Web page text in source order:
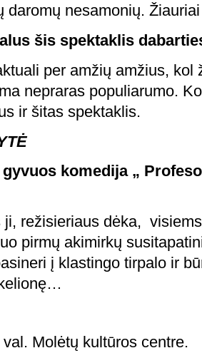
daromų nesamonių.
šis spektaklis
per amžių amžius, kol
nepraras populiarumo.
ir šitas spektaklis.
komedija „
ji, režisieriaus dėka,
pirmų akimirkų
į klastingo tirpalo ir
Molėtų kultūros centre.